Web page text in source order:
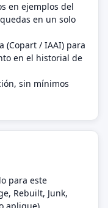
en ejemplos del
en un solo
(Copart / IAAI) para
en el historial de
sin mínimos
para este
Rebuilt, Junk,